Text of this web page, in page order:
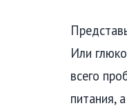
Или
всего
питания,